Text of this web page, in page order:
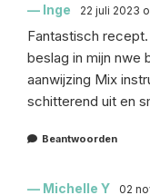
Inge 22 juli 2023
Fantastisch
beslag in mijn nwe
aanwijzing Mix
schitterend uit en
Beantwoorden
Michelle Y 02